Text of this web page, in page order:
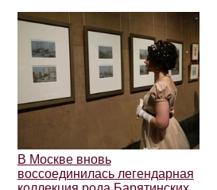
В Москве вновь
воссоединилась легендарная